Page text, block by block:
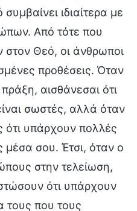
ιδιαίτερα με
Από τότε που
στον Θεό, οι άνθρωποι
προθέσεις. Όταν
αισθάνεσαι ότι
σωστές, αλλά όταν
ότι υπάρχουν πολλές
μέσα σου. Έτσι, όταν ο
στην τελείωση,
ότι υπάρχουν
τους που τους